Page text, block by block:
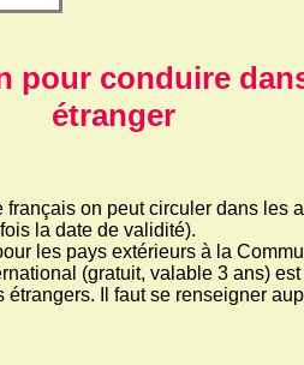
pour conduire
étranger
on peut circuler dans les
la date de validité).
les pays extérieurs à la
(gratuit, valable 3 ans)
Il faut se renseigner